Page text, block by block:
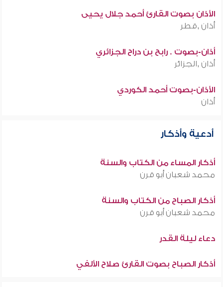
الأذان بصوت القارئ أحمد جلال يحيى
أذان ,قطر
أذان-بصوت . رابح بن دراح الجزائري
أذان ,الجزائر
الأذان-بصوت أحمد الكوردي
أذان
أدعية وأذكار
أذكار المساء من الكتاب والسنة
محمد شعبان أبو قرن
أذكار الصباح من الكتاب والسنة
محمد شعبان أبو قرن
دعاء ليلة القدر
أذكار الصباح بصوت القارئ صلاح الألفي